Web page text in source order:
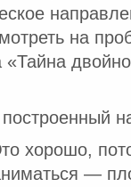
на
хорошо,
—